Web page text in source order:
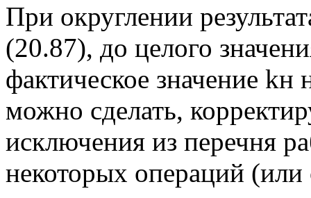
При округлении
(20.87), до целого
фактическое значение
можно сделать,
исключения из перечня
некоторых операций